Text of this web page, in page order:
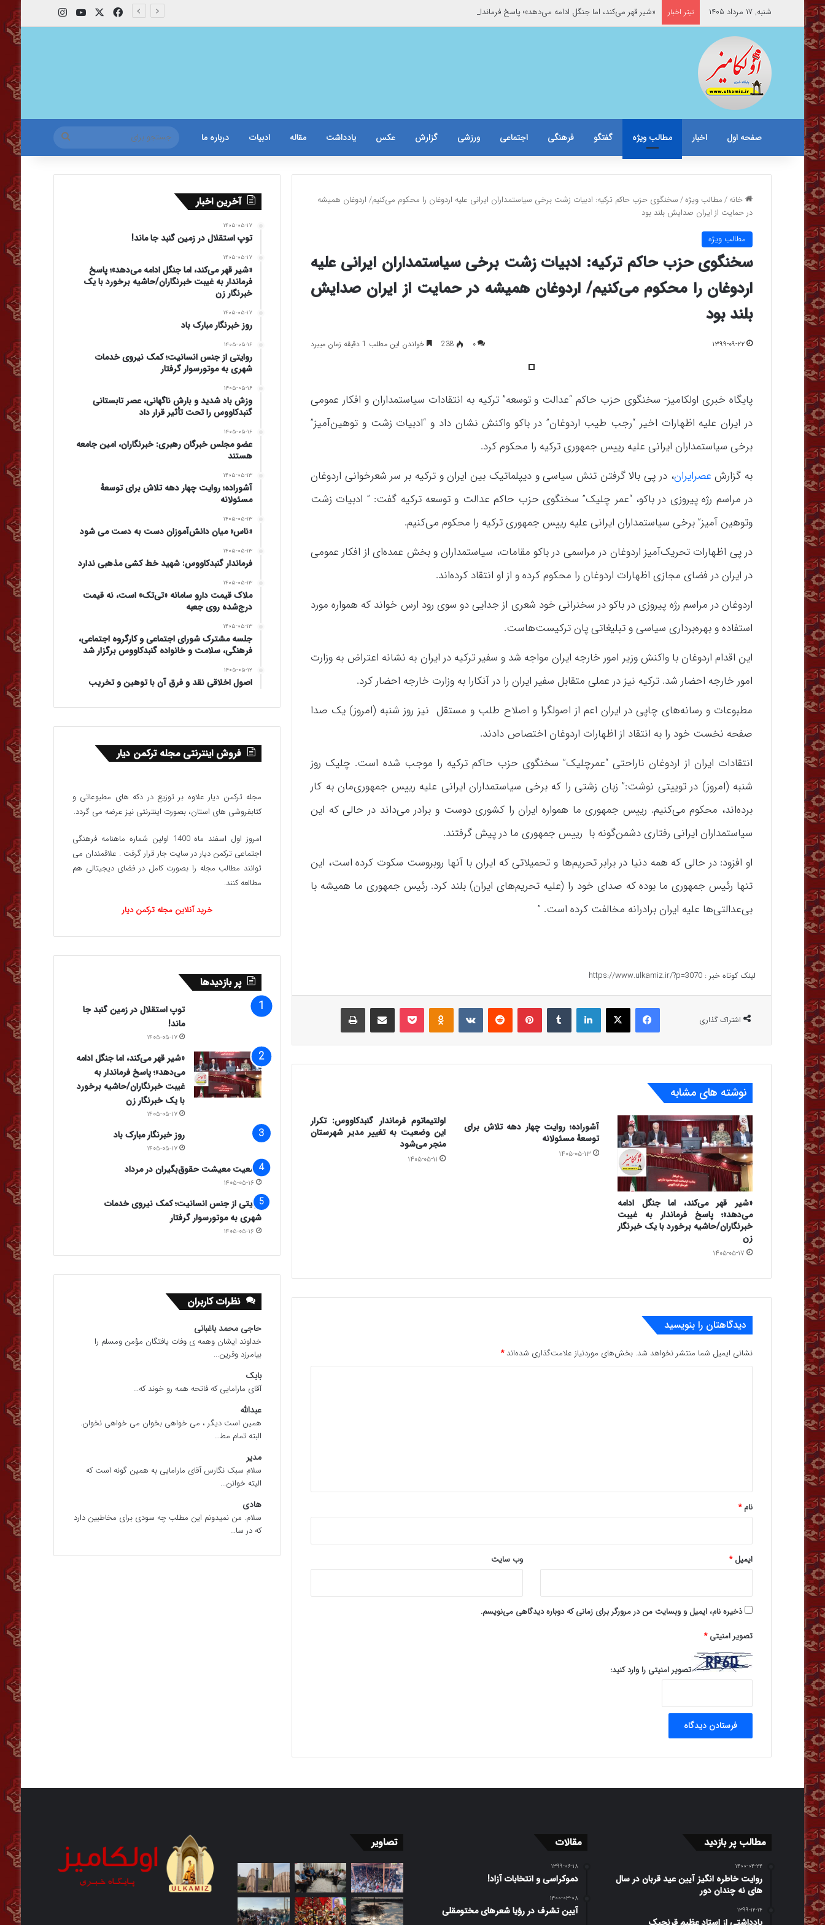
شنبه, ۱۷ مرداد ۱۴۰۵ تیتر اخبار «شیر قهر می‌کند، اما جنگل ادامه می‌دهد»؛ پاسخ فرماندار به غیبت خبرنگاران/حاشیه برخورد با یک خبرنگار زن فیس بوکیوتیوباینستاگرام
صفحه اول اخبار مطالب ویژه گفتگو فرهنگی اجتماعی ورزشی گزارش عکس یادداشت مقاله ادبیات درباره ما
جستجو
برای
خانه/مطالب ویژه/سخنگوی حزب حاکم ترکیه: ادبیات زشت برخی سیاستمداران ایرانی علیه اردوغان را محکوم می‌کنیم/ اردوغان همیشه
در حمایت از ایران صدایش بلند بود
مطالب ویژه
سخنگوی حزب حاکم ترکیه: ادبیات زشت برخی سیاستمداران ایرانی علیه
اردوغان را محکوم می‌کنیم/ اردوغان همیشه در حمایت از ایران صدایش
بلند بود
۱۳۹۹-۰۹-۲۲ ۰ 238 خواندن این مطلب 1 دقیقه زمان میبرد
پایگاه خبری اولکامیز- سخنگوی حزب حاکم “عدالت و توسعه” ترکیه به انتقادات سیاستمداران و افکار عمومی
در ایران علیه اظهارات اخیر “رجب طیب اردوغان” در باکو واکنش نشان داد و “ادبیات زشت و توهین‌آمیز”
برخی سیاستمداران ایرانی علیه رییس جمهوری ترکیه را محکوم کرد.
به گزارش عصرایران، در پی بالا گرفتن تنش سیاسی و دیپلماتیک بین ایران و ترکیه بر سر شعرخوانی اردوغان
در مراسم رژه پیروزی در باکو، “عمر چلیک” سخنگوی حزب حاکم عدالت و توسعه ترکیه گفت: ” ادبیات زشت
وتوهین آمیز” برخی سیاستمداران ایرانی علیه رییس جمهوری ترکیه را محکوم می‌کنیم.
در پی اظهارات تحریک‌آمیز اردوغان در مراسمی در باکو مقامات، سیاستمداران و بخش عمده‌ای از افکار عمومی
در ایران در فضای مجازی اظهارات اردوغان را محکوم کرده و از او انتقاد کرده‌اند.
اردوغان در مراسم رژه پیروزی در باکو در سخنرانی خود شعری از جدایی دو سوی رود ارس خواند که همواره مورد
استفاده و بهره‌برداری سیاسی و تبلیغاتی پان ترکیست‌هاست.
این اقدام اردوغان با واکنش وزیر امور خارجه ایران مواجه شد و سفیر ترکیه در ایران به نشانه اعتراض به وزارت
امور خارجه احضار شد. ترکیه نیز در عملی متقابل سفیر ایران را در آنکارا به وزارت خارجه احضار کرد.
مطبوعات و رسانه‌های چاپی در ایران اعم از اصولگرا و اصلاح طلب و مستقل نیز روز شنبه (امروز) یک صدا
صفحه نخست خود را به انتقاد از اظهارات اردوغان اختصاص دادند.
انتقادات ایران از اردوغان ناراحتی “عمرچلیک” سخنگوی حزب حاکم ترکیه را موجب شده است. چلیک روز
شنبه (امروز) در توییتی نوشت:” زبان زشتی را که برخی سیاستمداران ایرانی علیه رییس جمهوری‌مان به کار
برده‌اند، محکوم می‌کنیم. رییس جمهوری ما همواره ایران را کشوری دوست و برادر می‌داند در حالی که این
سیاستمداران ایرانی رفتاری دشمن‌گونه با رییس جمهوری ما در پیش گرفتند.
او افزود: در حالی که همه دنیا در برابر تحریم‌ها و تحمیلاتی که ایران با آنها روبروست سکوت کرده است، این
تنها رئیس جمهوری ما بوده که صدای خود را (علیه تحریم‌های ایران) بلند کرد. رئیس جمهوری ما همیشه با
بی‌عدالتی‌ها علیه ایران برادرانه مخالفت کرده است. ”
لینک کوتاه خبر : https://www.ulkamiz.ir/?p=3070
اشتراک گذاری
فیس بوک X لینکدین ‫پین‌ترست ‫رددیت پاکت اشتراک گذاری از طریق ایمیل
نوشته های مشابه
«شیر قهر می‌کند، اما جنگل ادامه
می‌دهد»؛ پاسخ فرماندار به غیبت
خبرنگاران/حاشیه برخورد با یک خبرنگار
زن
۱۴۰۵-۰۵-۱۷
آشوراده؛ روایت چهار دهه تلاش برای
توسعهٔ مسئولانه
۱۴۰۵-۰۵-۱۳
اولتیماتوم فرماندار گنبدکاووس: تکرار
این وضعیت به تغییر مدیر شهرستان
منجر می‌شود
۱۴۰۵-۰۵-۱۱
دیدگاهتان را بنویسید
نشانی ایمیل شما منتشر نخواهد شد. بخش‌های موردنیاز علامت‌گذاری شده‌اند*
نام*
ایمیل* وب‌ سایت
ذخیره نام، ایمیل و وبسایت من در مرورگر برای زمانی که دوباره دیدگاهی می‌نویسم.
تصویر امنیتی*
تصویر امنیتی را وارد کنید:
آخرین اخبار
۱۴۰۵-۰۵-۱۷
توپ استقلال در زمین گنبد جا ماند!
۱۴۰۵-۰۵-۱۷
«شیر قهر می‌کند، اما جنگل ادامه می‌دهد»؛ پاسخ
فرماندار به غیبت خبرنگاران/حاشیه برخورد با یک
خبرنگار زن
۱۴۰۵-۰۵-۱۷
روز خبرنگار مبارک باد
۱۴۰۵-۰۵-۱۶
روایتی از جنس انسانیت؛ کمک نیروی خدمات
شهری به موتورسوار گرفتار
۱۴۰۵-۰۵-۱۶
وزش باد شدید و بارش ناگهانی، عصر تابستانی
گنبدکاووس را تحت تأثیر قرار داد
۱۴۰۵-۰۵-۱۶
عضو مجلس خبرگان رهبری: خبرنگاران، امین جامعه
هستند
۱۴۰۵-۰۵-۱۳
آشوراده؛ روایت چهار دهه تلاش برای توسعهٔ
مسئولانه
۱۴۰۵-۰۵-۱۳
«ناس» میان دانش‌آموزان دست به دست می شود
۱۴۰۵-۰۵-۱۳
فرماندار گنبدکاووس: شهید خط کشی مذهبی ندارد
۱۴۰۵-۰۵-۱۳
ملاک قیمت دارو سامانه «تی‌تک» است، نه قیمت
درج‌شده روی جعبه
۱۴۰۵-۰۵-۱۳
جلسه مشترک شورای اجتماعی و کارگروه اجتماعی،
فرهنگی، سلامت و خانواده گنبدکاووس برگزار شد
۱۴۰۵-۰۵-۱۲
اصول اخلاقی نقد و فرق آن با توهین و تخریب
فروش اینترنتی مجله ترکمن دیار
مجله ترکمن دیار علاوه بر توزیع در دکه های مطبوعاتی و
کتابفروشی های استان، بصورت اینترنتی نیز عرضه می گردد.‌
امروز اول اسفند ماه 1400 اولین شماره ماهنامه فرهنگی
اجتماعی ترکمن دیار در سایت جار قرار گرفت . علاقمندان می
توانند مطالب مجله را بصورت کامل در فضای دیجیتالی هم
مطالعه کنند.
خرید آنلاین مجله ترکمن دیار
پر بازدیدها
توپ استقلال در زمین گنبد جا
ماند!
۱۴۰۵-۰۵-۱۷
«شیر قهر می‌کند، اما جنگل ادامه
می‌دهد»؛ پاسخ فرماندار به
غیبت خبرنگاران/حاشیه برخورد
با یک خبرنگار زن
۱۴۰۵-۰۵-۱۷
روز خبرنگار مبارک باد
۱۴۰۵-۰۵-۱۷
وضعیت معیشت حقوق‌بگیران در مرداد
۱۴۰۵-۰۵-۱۶
روایتی از جنس انسانیت؛ کمک نیروی خدمات
شهری به موتورسوار گرفتار
۱۴۰۵-۰۵-۱۶
نظرات کاربران
حاجی محمد باغبانی
خداوند ایشان وهمه ی وفات یافتگان مؤمن ومسلم را
بیامرزد وقرین...
بابک
آقای مارامایی که فاتحه همه رو خوند که...
عبدالله
همین است دیگر ، می خواهی بخوان می خواهی نخوان.
البته تمام مط...
مدیر
سلام سبک نگارس آقای مارامایی به همین گونه است که
الیته خوانن...
هادی
سلام. من نمیدونم این مطلب چه سودی برای مخاطبین دارد
که در سا...
مطالب پر بازدید
۱۴۰۰-۰۴-۲۴
روایت خاطره انگیز آیین عید قربان در سال
های نه چندان دور
۱۳۹۹-۱۲-۱۴
مقالات
۱۳۹۹-۰۶-۱۸
دموکراسی و انتخابات آزاد!
۱۴۰۰-۰۳-۰۸
آیین تشرف در رؤیا شعرهای مختومقلی
تصاویر